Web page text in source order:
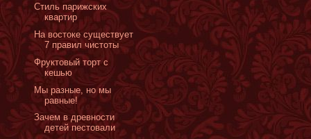
Стиль парижских
квартир
На востоке существует
7 правил чистоты
Фруктовый торт с
кешью
Мы разные, но мы
равные!
Зачем в древности
детей пестовали